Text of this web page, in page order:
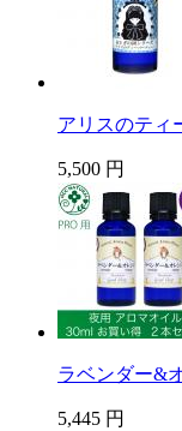
アリスのティ
5,500 円
ラベンダー&
5,445 円